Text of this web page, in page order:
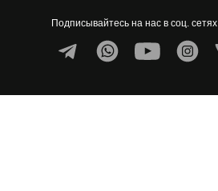
Подписывайтесь на нас в соц. сетях